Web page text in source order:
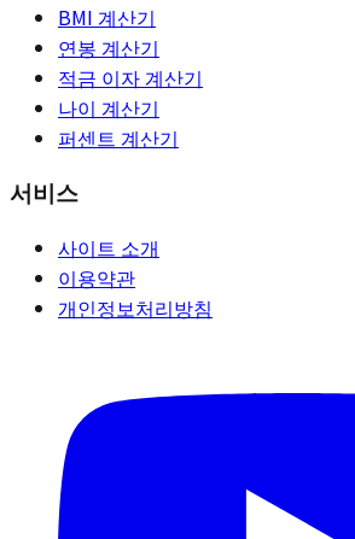
BMI 계산기
연봉 계산기
적금 이자 계산기
나이 계산기
퍼센트 계산기
서비스
사이트 소개
이용약관
개인정보처리방침